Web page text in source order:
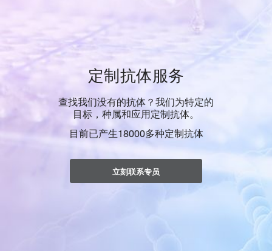
定制抗体服务
查找我们没有的抗体？我们为特定的
目标，种属和应用定制抗体。
目前已产生18000多种定制抗体
立刻联系专员